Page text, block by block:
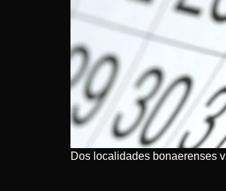
Dos localidades bonaerenses